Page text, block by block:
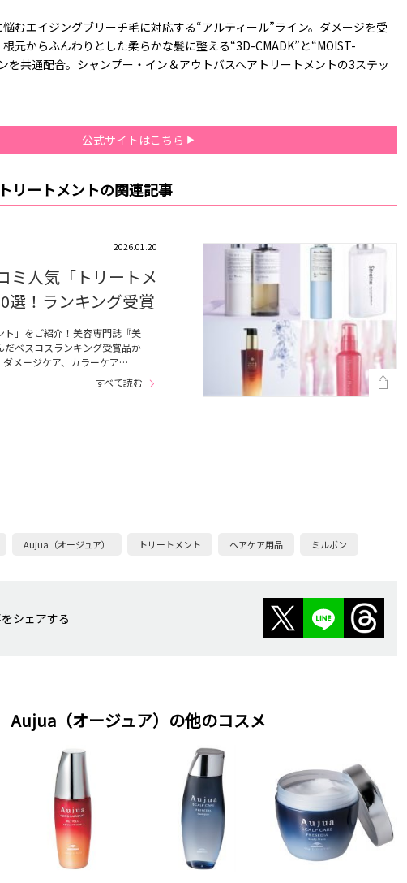
むエイジングブリーチ毛に対応する“アルティール”ライン。ダメージを受
元からふんわりとした柔らかな髪に整える“3D-CMADK”と“MOIST-
を共通配合。シャンプー・イン＆アウトバスヘアトリートメントの3ステッ
公式サイトはこちら
リートメントの関連記事
2026.01.20
ミ人気「トリートメ
選！ランキング受賞
ト」をご紹介！美容専門誌『美
だベスコスランキング受賞品か
ダメージケア、カラーケア…
すべて読む
Aujua（オージュア） トリートメント ヘアケア用品 ミルボン
シェアする
Aujua（オージュア）の他のコスメ